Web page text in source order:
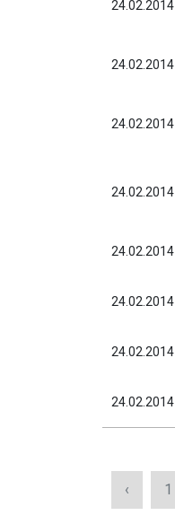
24.02.2014
24.02.2014
24.02.2014
24.02.2014
24.02.2014
24.02.2014
24.02.2014
24.02.2014
‹ 1